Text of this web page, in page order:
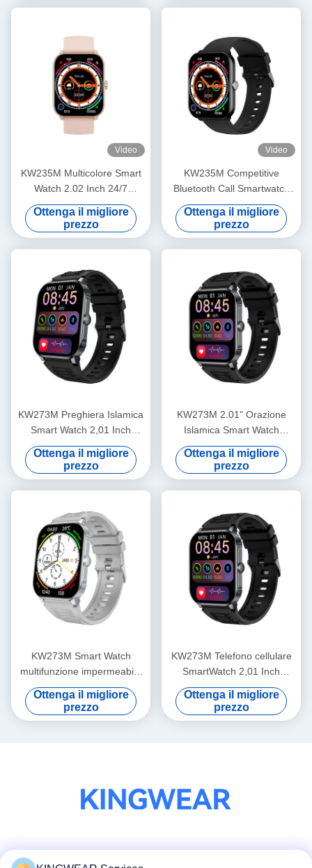
Video
KW235M Multicolore Smart
Watch 2.02 Inch 24/7
Monitoraggio della salute
Smartwatch impermeabile
IP68
Ottenga il migliore
prezzo
Video
KW235M Competitive
Bluetooth Call Smartwatch
2.02 Inch IP68 Sport
Smartwatch per la salute
Ottenga il migliore
prezzo
KW273M Preghiera Islamica
Smart Watch 2,01 Inch
Smartwatch Con Bluetooth di
chiamata
Ottenga il migliore
prezzo
KW273M 2.01" Orazione
Islamica Smart Watch
Bluetooth Chiamata / sonno
Monitor Smartwatch
impermeabile
Ottenga il migliore
prezzo
KW273M Smart Watch
multifunzione impermeabile
per il nuoto Smartwatch da
2,01 pollici
Ottenga il migliore
prezzo
KW273M Telefono cellulare
SmartWatch 2,01 Inch
Competitive Fitness Tracker
Smart Watch
Ottenga il migliore
prezzo